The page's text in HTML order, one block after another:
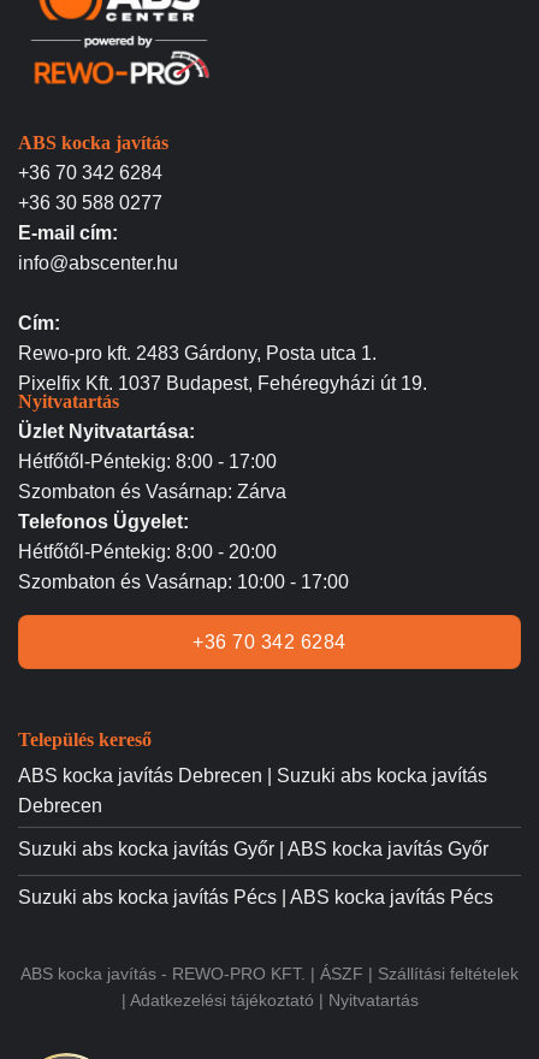
ABS kocka javítás
+36 70 342 6284
+36 30 588 0277
E-mail cím:
info@abscenter.hu
Cím:
Rewo-pro kft. 2483 Gárdony, Posta utca 1.
Pixelfix Kft. 1037 Budapest, Fehéregyházi út 19.
Nyitvatartás
Üzlet Nyitvatartása:
Hétfőtől-Péntekig: 8:00 - 17:00
Szombaton és Vasárnap: Zárva
Telefonos Ügyelet:
Hétfőtől-Péntekig: 8:00 - 20:00
Szombaton és Vasárnap: 10:00 - 17:00
+36 70 342 6284
Település kereső
ABS kocka javítás Debrecen | Suzuki abs kocka javítás
Debrecen
Suzuki abs kocka javítás Győr | ABS kocka javítás Győr
Suzuki abs kocka javítás Pécs | ABS kocka javítás Pécs
ABS kocka javítás - REWO-PRO KFT. | ÁSZF | Szállítási feltételek
| Adatkezelési tájékoztató | Nyitvatartás